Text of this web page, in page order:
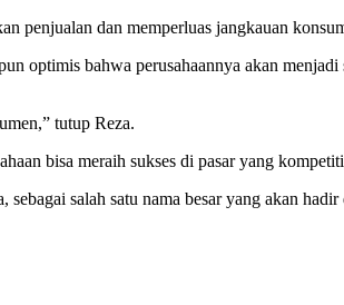
penjualan dan memperluas jangkauan
optimis bahwa perusahaannya akan menjadi
tutup Reza.
bisa meraih sukses di pasar yang
salah satu nama besar yang akan